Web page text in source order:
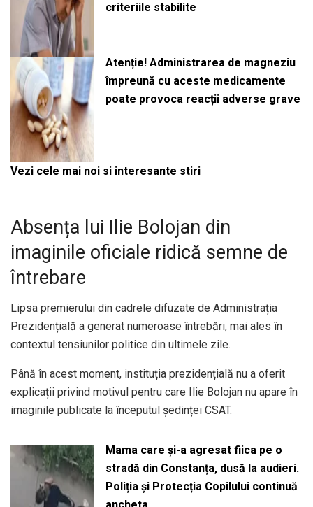
criteriile stabilite
Atenție! Administrarea de magneziu
împreună cu aceste medicamente
poate provoca reacții adverse grave
Vezi cele mai noi si interesante stiri
Absența lui Ilie Bolojan din
imaginile oficiale ridică semne de
întrebare
Lipsa premierului din cadrele difuzate de Administrația
Prezidențială a generat numeroase întrebări, mai ales în
contextul tensiunilor politice din ultimele zile.
Până în acest moment, instituția prezidențială nu a oferit
explicații privind motivul pentru care Ilie Bolojan nu apare în
imaginile publicate la începutul ședinței CSAT.
Mama care și-a agresat fiica pe o
stradă din Constanța, dusă la audieri.
Poliția și Protecția Copilului continuă